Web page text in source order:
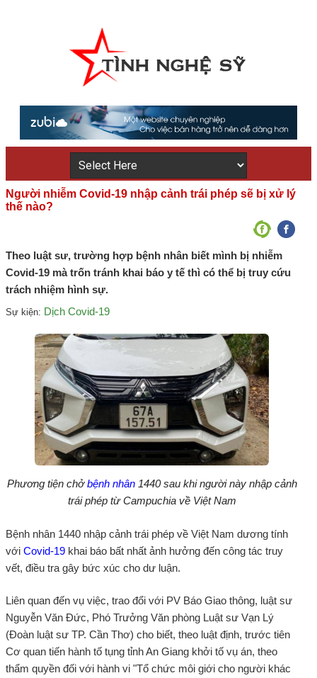
Người nhiễm Covid-19 nhập cảnh trái phép sẽ bị xử lý
thế nào?
Theo luật sư, trường hợp bệnh nhân biết mình bị nhiễm
Covid-19 mà trốn tránh khai báo y tế thì có thể bị truy cứu
trách nhiệm hình sự.
Sự kiện: Dịch Covid-19
Phương tiện chởbệnh nhân1440 sau khi người này nhập cảnh
trái phép từ Campuchia về Việt Nam
Bệnh nhân 1440 nhập cảnh trái phép về Việt Nam dương tính
với Covid-19 khai báo bất nhất ảnh hưởng đến công tác truy
vết, điều tra gây bức xúc cho dư luận.
Liên quan đến vụ việc, trao đổi với PV Báo Giao thông, luật sư
Nguyễn Văn Đức, Phó Trưởng Văn phòng Luật sư Vạn Lý
(Đoàn luật sư TP. Cần Thơ) cho biết, theo luật định, trước tiên
Cơ quan tiến hành tố tụng tỉnh An Giang khởi tố vụ án, theo
thẩm quyền đối với hành vi "Tổ chức môi giới cho người khác